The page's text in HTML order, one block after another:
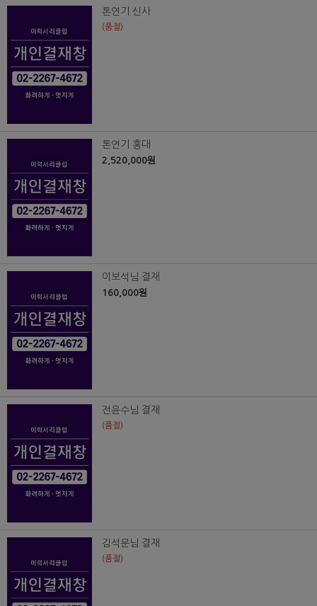
톤연기 신사
(품절)
톤연기 홍대
2,520,000원
이보석님 결재
160,000원
전윤수님 결재
(품절)
김석문님 결재
(품절)